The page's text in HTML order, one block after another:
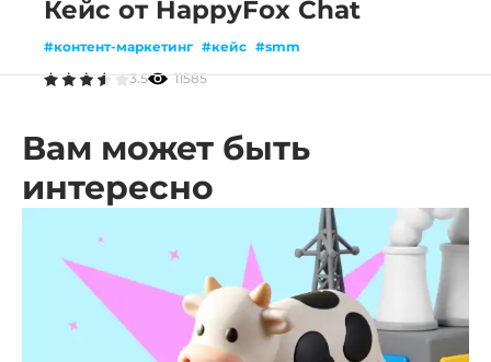
Кейс от HappyFox Chat
#контент-маркетинг #кейс #smm
3.5
11585
Вам может быть
интересно